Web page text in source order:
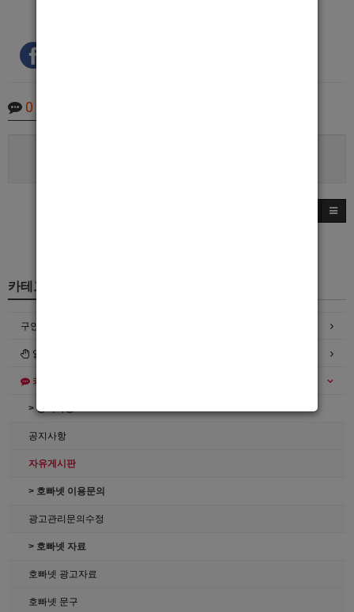
0
카테고리
구인정보
일자리구해요
커뮤니티
> 공지사항
공지사항
자유게시판
> 호빠넷 이용문의
광고관리문의수정
> 호빠넷 자료
호빠넷 광고자료
호빠넷 문구